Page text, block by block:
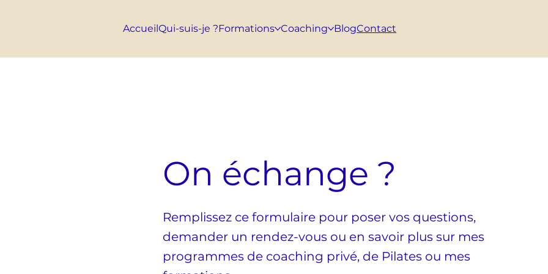
AccueilQui-suis-je ?Formations Coaching BlogContact
On échange ?
Remplissez ce formulaire pour poser vos questions,
demander un rendez-vous ou en savoir plus sur mes
programmes de coaching privé, de Pilates ou mes